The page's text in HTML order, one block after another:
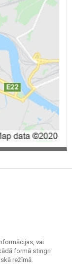
vai
formā stingri
režīmā.